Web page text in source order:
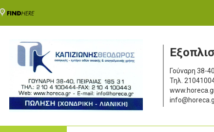
Γούναρη 38-40
Τηλ.